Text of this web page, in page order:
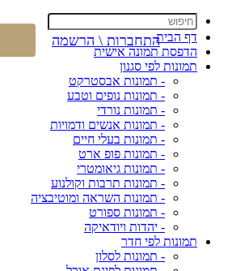
דף הבית
הדפסת תמונה אישית
תמונות לפי סגנון
- תמונות אבסטרקט
- תמונות נופים וטבע
- תמונות נורדי
- תמונות אנשים ודמויות
- תמונות בעלי חיים
- תמונות פופ ארט
- תמונות גיאומטרי
- תמונות תרבות וקולנוע
- תמונות השראה ומוטיבציה
- תמונות ספורט
- יהדות ויודאיקה
תמונות לפי חדר
- תמונות לסלון
התחברות \ הרשמה